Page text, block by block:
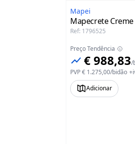
Mapei
Mapecrete
Ref: 1796525
Preço Tendência
€ 988,83/
PVP€ 1.275,00/bidão
Adicionar